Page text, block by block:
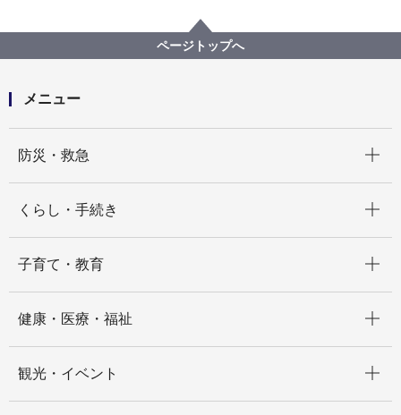
ヨコハマ分譲マンションポータル
維持・管理をする
過去のセミナー動画（管理組合の運営、マンション管
ページトップへ
メニュー
防災・救急
くらし・手続き
子育て・教育
健康・医療・福祉
観光・イベント